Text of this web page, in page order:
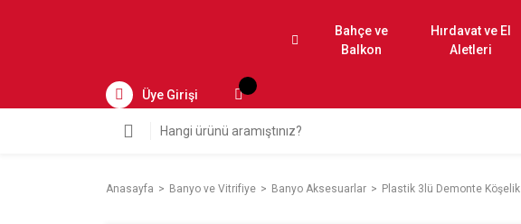
Bahçe ve
Balkon
Hırdavat ve El
Aletleri
Üye Girişi
Anasayfa Banyo ve Vitrifiye Banyo Aksesuarlar Plastik 3lü Demonte Köşelik